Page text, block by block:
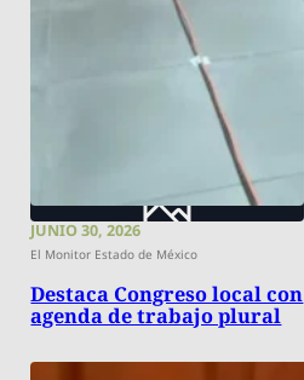
JUNIO 30, 2026
El Monitor Estado de México
Destaca Congreso local con
agenda de trabajo plural